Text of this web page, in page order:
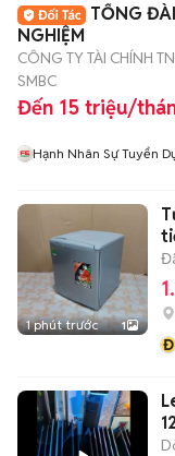
TỔNG
NGHIỆM
CÔNG TY TÀI CHÍNH
SMBC
Đến 15 triệu/
Hạnh Nhân Sự Tuyển
1 phút trước 1
Đ